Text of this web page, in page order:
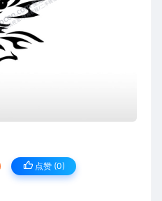
点赞 (0)